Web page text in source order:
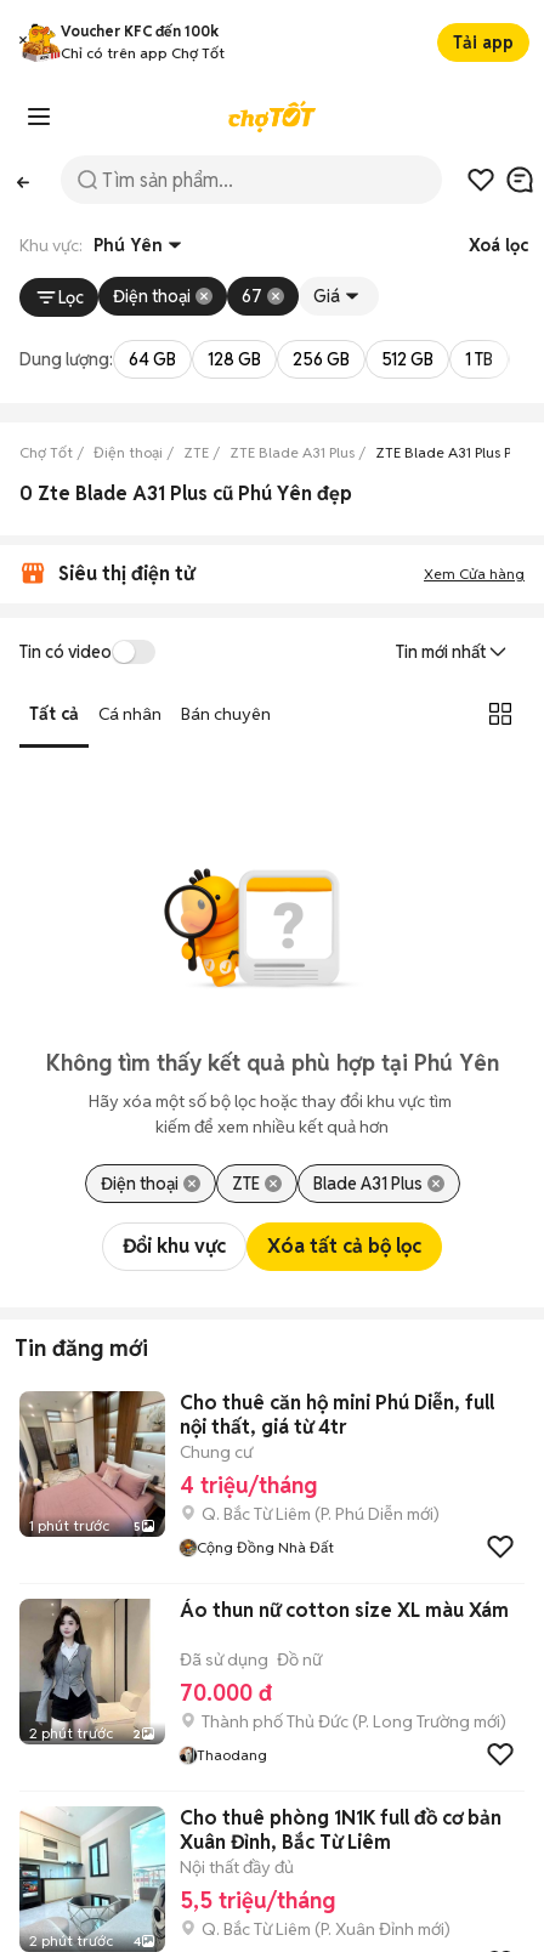
Voucher KFC đến 100k
Chỉ có trên app Chợ Tốt
Tải app
Khu vực: Phú Yên Xoá lọc
Lọc Điện thoại 67 Giá
Dung lượng: 64 GB 128 GB 256 GB 512 GB 1 TB
Chợ Tốt Điện thoại ZTE ZTE Blade A31 Plus ZTE Blade A31 Plus Phú
0 Zte Blade A31 Plus cũ Phú Yên đẹp
Siêu thị điện tử Xem Cửa hàng
Tin có video Tin mới nhất
Tất cả Cá nhân Bán chuyên
Không tìm thấy kết quả phù hợp tại Phú Yên
Hãy xóa một số bộ lọc hoặc thay đổi khu vực tìm
kiếm để xem nhiều kết quả hơn
Điện thoại ZTE Blade A31 Plus
Đổi khu vực Xóa tất cả bộ lọc
Tin đăng mới
1 phút trước 5
Cho thuê căn hộ mini Phú Diễn, full
nội thất, giá từ 4tr
Chung cư
4 triệu/tháng
Q. Bắc Từ Liêm (P. Phú Diễn mới)
Cộng Đồng Nhà Đất
2 phút trước 2
Áo thun nữ cotton size XL màu Xám
Đã sử dụng Đồ nữ
70.000 đ
Thành phố Thủ Đức (P. Long Trường mới)
Thaodang
2 phút trước 4
Cho thuê phòng 1N1K full đồ cơ bản
Xuân Đỉnh, Bắc Từ Liêm
Nội thất đầy đủ
5,5 triệu/tháng
Q. Bắc Từ Liêm (P. Xuân Đỉnh mới)